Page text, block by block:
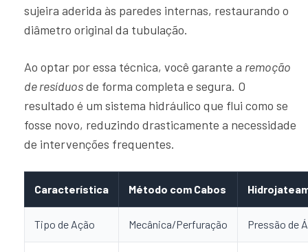
sujeira aderida às paredes internas, restaurando o
diâmetro original da tubulação.
Ao optar por essa técnica, você garante a remoção
de resíduosde forma completa e segura. O
resultado é um sistema hidráulico que flui como se
fosse novo, reduzindo drasticamente a necessidade
de intervenções frequentes.
Característica Método com Cabos
Tipo de Ação Mecânica/Perfuração Pressão de